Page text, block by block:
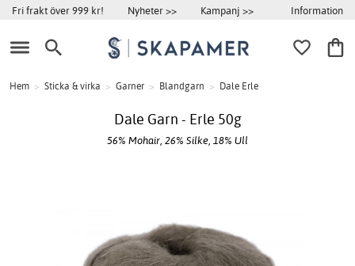
Fri frakt över 999 kr! Nyheter >> Kampanj >> Information
Hem > Sticka & virka > Garner > Blandgarn > Dale Erle
Dale Garn - Erle 50g
56% Mohair, 26% Silke, 18% Ull